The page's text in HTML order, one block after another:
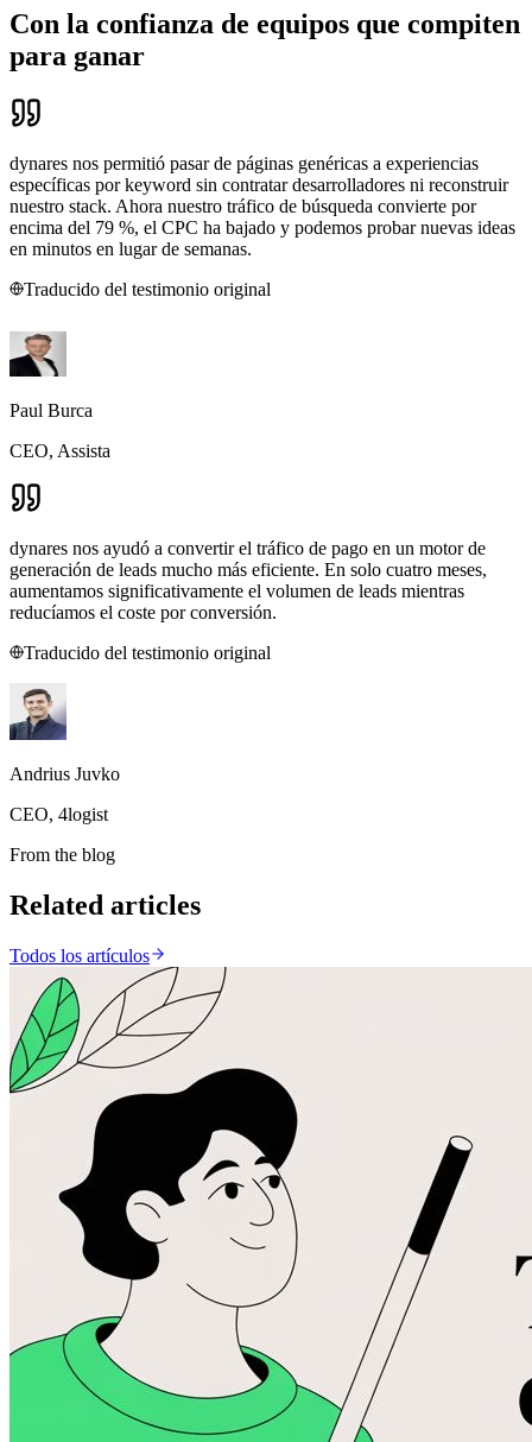
Con la confianza de equipos que compiten
para ganar
dynares nos permitió pasar de páginas genéricas a experiencias
específicas por keyword sin contratar desarrolladores ni reconstruir
nuestro stack. Ahora nuestro tráfico de búsqueda convierte por
encima del 79 %, el CPC ha bajado y podemos probar nuevas ideas
en minutos en lugar de semanas.
Traducido del testimonio original
Paul Burca
CEO, Assista
dynares nos ayudó a convertir el tráfico de pago en un motor de
generación de leads mucho más eficiente. En solo cuatro meses,
aumentamos significativamente el volumen de leads mientras
reducíamos el coste por conversión.
Traducido del testimonio original
Andrius Juvko
CEO, 4logist
From the blog
Related articles
Todos los artículos